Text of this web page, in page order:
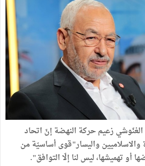
زعيم حركة النهضة إنّ اتحاد
والاسلاميين واليسار"قوى أساسيّة من
أو تهميشها، ليس لنا إلّا التوافق".